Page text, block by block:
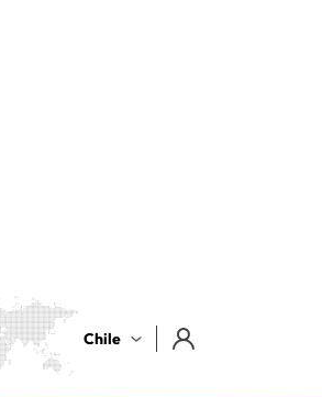
Chile